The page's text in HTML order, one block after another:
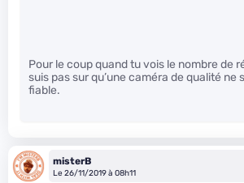
Pour le coup quand tu vois le nombre de
suis pas sur qu’une caméra de qualité ne
fiable.
misterB
Le 26/11/2019 à 08h11